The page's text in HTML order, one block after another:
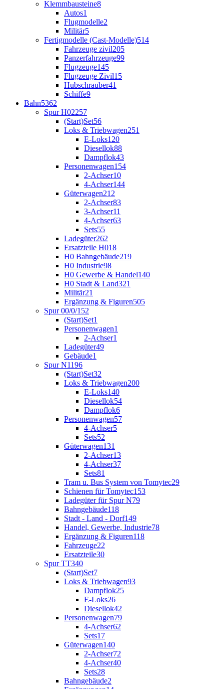
Klemmbausteine8
Autos1
Flugmodelle2
Militär5
Fertigmodelle (Cast-Modelle)514
Fahrzeuge zivil205
Panzerfahrzeuge99
Flugzeuge145
Flugzeuge Zivil15
Hubschrauber41
Schiffe9
Bahn5362
Spur H02257
(Start)Set56
Loks & Triebwagen251
E-Loks120
Diesellok88
Dampflok43
Personenwagen154
2-Achser10
4-Achser144
Güterwagen212
2-Achser83
3-Achser11
4-Achser63
Sets55
Ladegüter262
Ersatzteile H018
H0 Bahngebäude219
H0 Industrie98
H0 Gewerbe & Handel140
H0 Stadt & Land321
Militär21
Ergänzung & Figuren505
Spur 00/0/1 52
(Start)Set1
Personenwagen1
2-Achser1
Ladegüter49
Gebäude1
Spur N1196
(Start)Set32
Loks & Triebwagen200
E-Loks140
Diesellok54
Dampflok6
Personenwagen57
4-Achser5
Sets52
Güterwagen131
2-Achser13
4-Achser37
Sets81
Tram u. Bus System von Tomytec29
Schienen für Tomytec153
Ladegüter für Spur N79
Bahngebäude118
Stadt - Land - Dorf149
Handel, Gewerbe, Industrie78
Ergänzung & Figuren118
Fahrzeuge22
Ersatzteile30
Spur TT340
(Start)Set7
Loks & Triebwagen93
Dampflok25
E-Loks26
Diesellok42
Personenwagen79
4-Achser62
Sets17
Güterwagen140
2-Achser72
4-Achser40
Sets28
Bahngebäude2